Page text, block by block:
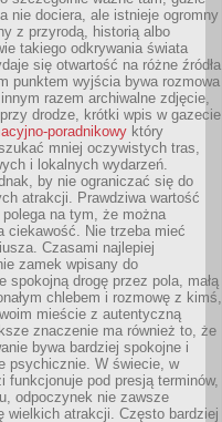
nie dociera, ale istnieje ogromny
z przyrodą, historią albo
takiego odkrywania świata
się otwartość na różne źródła
punktem wyjścia bywa rozmowa
razem archiwalne zdjęcie,
drodze, krótki wpis w gazecie
poradnikowy który
mniej oczywistych tras,
i lokalnych wydarzeń.
by nie ograniczać się do
atrakcji. Prawdziwa wartość
na tym, że można
ciekawość. Nie trzeba mieć
Czasami najlepiej
zamek wpisany do
spokojną drogę przez pola, małą
chlebem i rozmowę z kimś,
mieście z autentyczną
znaczenie ma również to, że
bywa bardziej spokojne i
psychicznie. W świecie, w
funkcjonuje pod presją terminów,
odpoczynek nie zawsze
wielkich atrakcji. Często bardziej